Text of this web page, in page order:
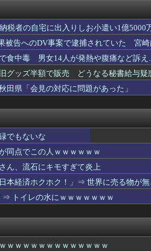
ｗｗ
船の追跡中に衝突...
せ、稼ぐ事だけが自分の務め...
証で新規入会を繰り返しＤＶ...
ティー番組』の裏側がヤバイ...
ｗｗｗ
海でフィリピン船を追跡...
配信…「配信者におもち...
Simula...
がレベチすぎるｗｗｗｗｗｗ
店に行ってるに違いない！...
チェキを撮るぞ！」→結...
動画あり
ムなんかを選んでしまうｗｗ...
らないこと
？←「スズカさんみたいな演...
税者の自宅に出入りしお小遣い1億5000
被告へのDV事案で逮捕されていた 宮
食中毒 男女14人が発熱や腹痛など訴
グッズ半額で販売 どうなる秘書給与疑
県「会見の対応に問題があった」
でもないな
同点でこの人ｗｗｗｗｗｗ
ん、流石にキモすぎて炎上
本経済ホクホク！」⇒ 世界に売る物が
⇒ トイレの水にｗｗｗｗｗｗｗ
ｗｗｗｗｗｗｗｗｗｗｗｗｗ